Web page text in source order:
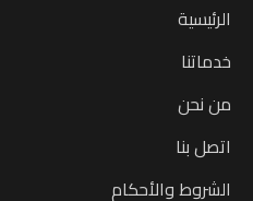
الرئيسية
خدماتنا
من نحن
اتصل بنا
الشروط والأحكام